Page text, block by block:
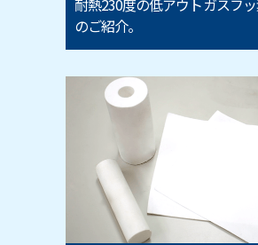
耐熱230度の低アウトガスフ
のご紹介。